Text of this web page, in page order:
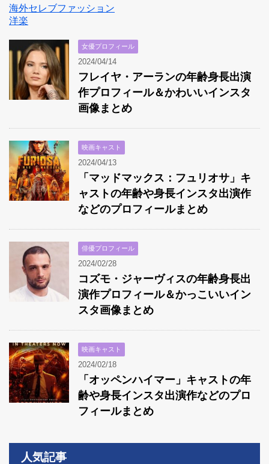
海外セレブファッション
洋楽
女優プロフィール
2024/04/14
フレイヤ・アーランの年齢身長出演
作プロフィール＆かわいいインスタ
画像まとめ
映画キャスト
2024/04/13
「マッドマックス：フュリオサ」キ
ャストの年齢や身長インスタ出演作
などのプロフィールまとめ
俳優プロフィール
2024/02/28
コズモ・ジャーヴィスの年齢身長出
演作プロフィール＆かっこいいイン
スタ画像まとめ
映画キャスト
2024/02/18
「オッペンハイマー」キャストの年
齢や身長インスタ出演作などのプロ
フィールまとめ
人気記事